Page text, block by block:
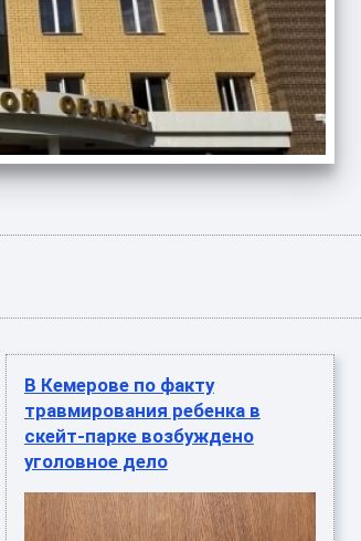
В Кемерове по факту
травмирования ребенка в
скейт-парке возбуждено
уголовное дело